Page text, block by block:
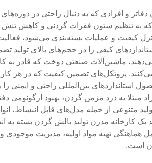
و افرادی که به دنبال راحتی در
که به تنظیم ستون فقرات گردنی و کاهش
کیفیت و عملیات بسته‌بندی می‌شود،
کیفی را در حجم‌های بالای تولید
ماشین‌آلات صنعتی دوخت که قادر به کار
پروتکل‌های تضمین کیفیت که در هر
استانداردهای بین‌المللی راحتی و ایمنی را
به درد مزمن گردن، بهبود ارگونومی
متنوعی از جمله مدل‌های قابل انبساط،
یک کارخانه مدرن تولید بالش گردن بسته به
هماهنگی تهیه مواد اولیه، مدیریت موجودی
است.